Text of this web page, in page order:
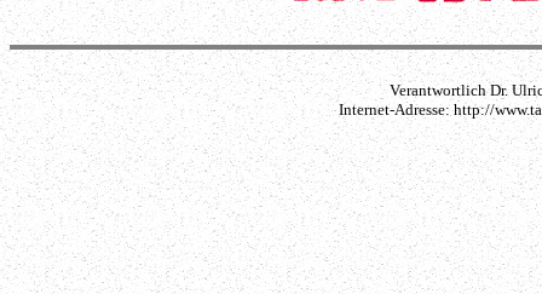
Verantwortlich Dr.
Internet-Adresse: http://